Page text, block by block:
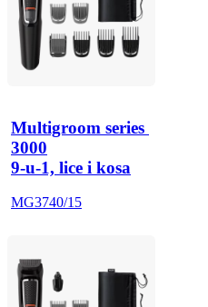
Multigroom series
3000
9-u-1, lice i kosa
MG3740/15